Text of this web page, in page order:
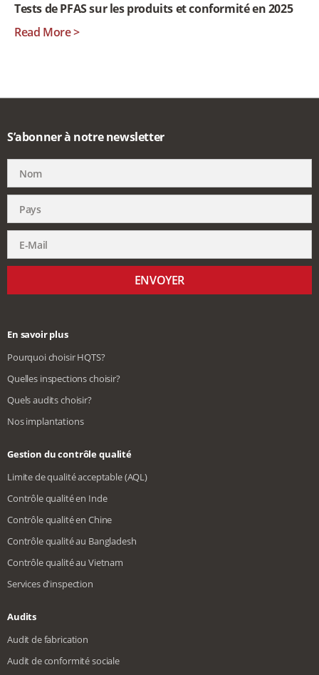
Tests de PFAS sur les produits et conformité en 2025
Read More >
S’abonner à notre newsletter
ENVOYER
En savoir plus
Pourquoi choisir HQTS?
Quelles inspections choisir?
Quels audits choisir?
Nos implantations
Gestion du contrôle qualité
Limite de qualité acceptable (AQL)
Contrôle qualité en Inde
Contrôle qualité en Chine
Contrôle qualité au Bangladesh
Contrôle qualité au Vietnam
Services d'inspection
Audits
Audit de fabrication
Audit de conformité sociale